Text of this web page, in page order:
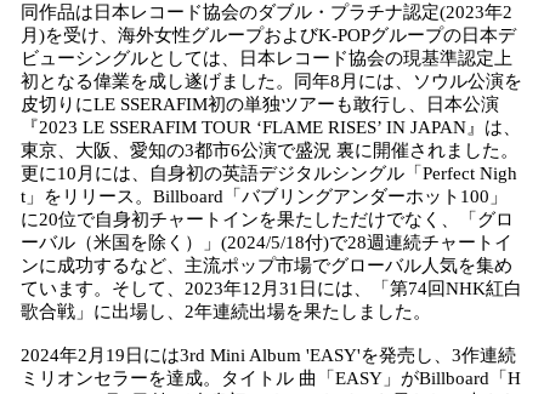
同作品は日本レコード協会のダブル・プラチナ認定(2023年2
月)を受け、海外女性グループおよびK-POPグループの日本デ
ビューシングルとしては、日本レコード協会の現基準認定上
初となる偉業を成し遂げました。同年8月には、ソウル公演を
皮切りにLE SSERAFIM初の単独ツアーも敢行し、日本公演
『2023 LE SSERAFIM TOUR ‘FLAME RISES’ IN JAPAN』は、
東京、大阪、愛知の3都市6公演で盛況 裏に開催されました。
更に10月には、自身初の英語デジタルシングル「Perfect Nigh
t」をリリース。Billboard「バブリングアンダーホット100」
に20位で自身初チャートインを果たしただけでなく、「グロ
ーバル（米国を除く）」(2024/5/18付)で28週連続チャートイ
ンに成功するなど、主流ポップ市場でグローバル人気を集め
ています。そして、2023年12月31日には、「第74回NHK紅白
歌合戦」に出場し、2年連続出場を果たしました。
2024年2月19日には3rd Mini Album 'EASY'を発売し、3作連続
ミリオンセラーを達成。タイトル 曲「EASY」がBillboard「H